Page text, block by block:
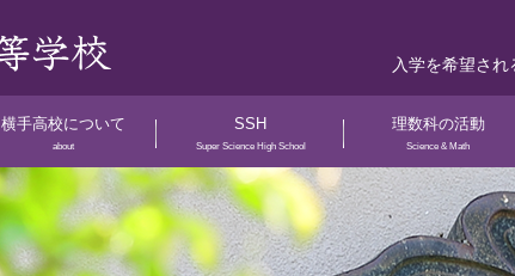
入学を希望され
横手高校について
about
SSH
Super Science High School
理数科の活動
Science & Math